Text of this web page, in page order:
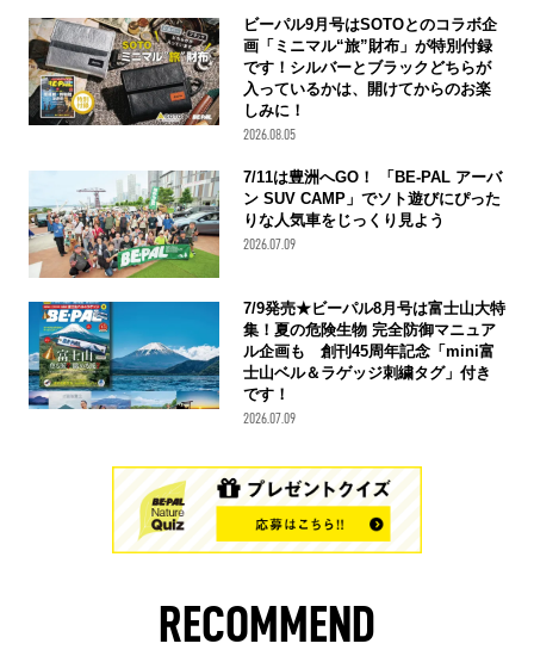
ビーパル9月号はSOTOとのコラボ企
画「ミニマル“旅”財布」が特別付録
です！シルバーとブラックどちらが
入っているかは、開けてからのお楽
しみに！
2026.08.05
7/11は豊洲へGO！ 「BE-PAL アーバ
ン SUV CAMP」でソト遊びにぴった
りな人気車をじっくり見よう
2026.07.09
7/9発売★ビーパル8月号は富士山大特
集！夏の危険生物 完全防御マニュア
ル企画も 創刊45周年記念「mini富
士山ベル＆ラゲッジ刺繍タグ」付き
です！
2026.07.09
RECOMMEND